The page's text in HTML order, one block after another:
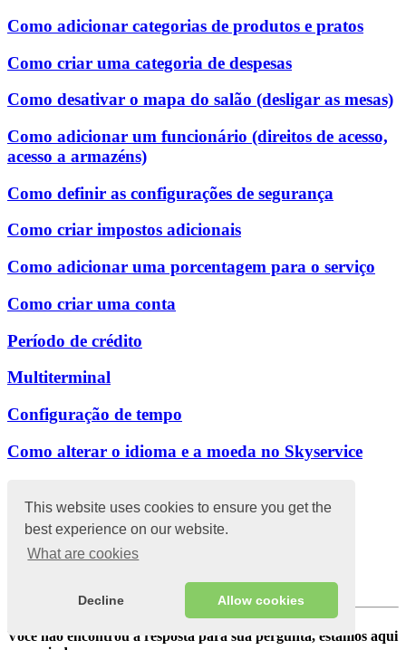
This website uses cookies to ensure you get the
best experience on our website.
What are cookies
Decline Allow cookies
Como adicionar categorias de produtos e pratos
Como criar uma categoria de despesas
Como desativar o mapa do salão (desligar as mesas)
Como adicionar um funcionário (direitos de acesso,
acesso a armazéns)
Como definir as configurações de segurança
Como criar impostos adicionais
Como adicionar uma porcentagem para o serviço
Como criar uma conta
Período de crédito
Multiterminal
Configuração de tempo
Como alterar o idioma e a moeda no Skyservice
Marketing
Estatisticas
Configurações e segurança
Você não encontrou a resposta para sua pergunta, estamos aqui